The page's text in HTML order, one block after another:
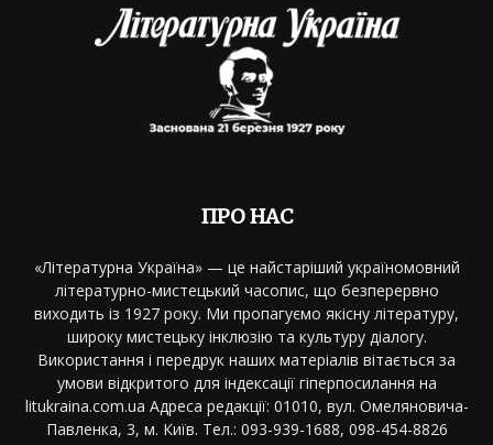
ПРО НАС
«Літературна Україна» — це найстаріший україномовний
літературно-мистецький часопис, що безперервно
виходить із 1927 року. Ми пропагуємо якісну літературу,
широку мистецьку інклюзію та культуру діалогу.
Використання і передрук наших матеріалів вітається за
умови відкритого для індексації гіперпосилання на
litukraina.com.ua Адреса редакції: 01010, вул. Омеляновича-
Павленка, 3, м. Київ. Тел.: 093-939-1688, 098-454-8826